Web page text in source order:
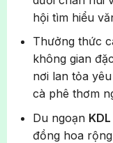
hội tìm hiểu
Thưởng thức
không gian
nơi lan tỏa
cà phê thơm
Du ngoạn
đồng hoa